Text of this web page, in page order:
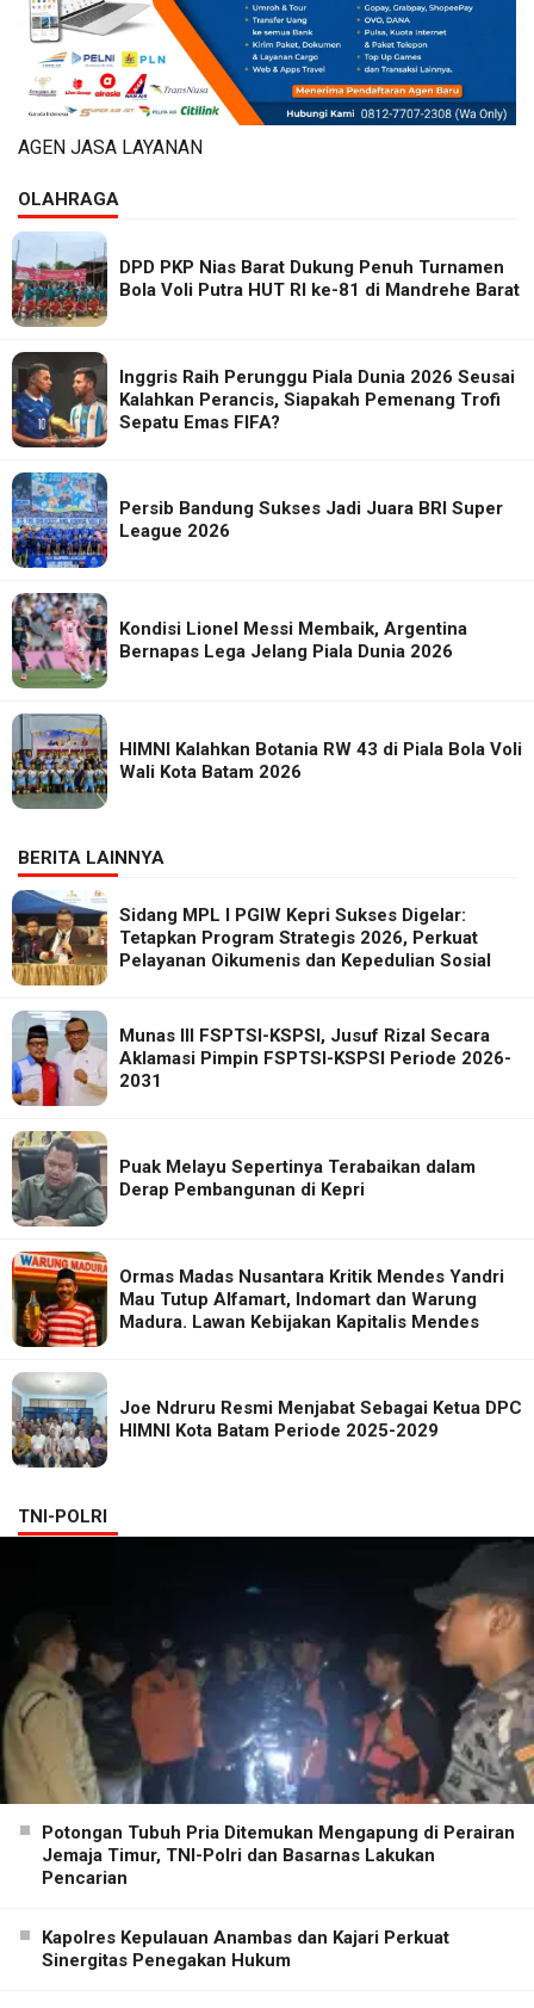
AGEN JASA LAYANAN
OLAHRAGA
DPD PKP Nias Barat Dukung Penuh Turnamen
Bola Voli Putra HUT RI ke-81 di Mandrehe Barat
Inggris Raih Perunggu Piala Dunia 2026 Seusai
Kalahkan Perancis, Siapakah Pemenang Trofi
Sepatu Emas FIFA?
Persib Bandung Sukses Jadi Juara BRI Super
League 2026
Kondisi Lionel Messi Membaik, Argentina
Bernapas Lega Jelang Piala Dunia 2026
HIMNI Kalahkan Botania RW 43 di Piala Bola Voli
Wali Kota Batam 2026
BERITA LAINNYA
Sidang MPL I PGIW Kepri Sukses Digelar:
Tetapkan Program Strategis 2026, Perkuat
Pelayanan Oikumenis dan Kepedulian Sosial
Munas III FSPTSI-KSPSI, Jusuf Rizal Secara
Aklamasi Pimpin FSPTSI-KSPSI Periode 2026-
2031
Puak Melayu Sepertinya Terabaikan dalam
Derap Pembangunan di Kepri
Ormas Madas Nusantara Kritik Mendes Yandri
Mau Tutup Alfamart, Indomart dan Warung
Madura. Lawan Kebijakan Kapitalis Mendes
Joe Ndruru Resmi Menjabat Sebagai Ketua DPC
HIMNI Kota Batam Periode 2025-2029
TNI-POLRI
Potongan Tubuh Pria Ditemukan Mengapung di Perairan
Jemaja Timur, TNI-Polri dan Basarnas Lakukan
Pencarian
Kapolres Kepulauan Anambas dan Kajari Perkuat
Sinergitas Penegakan Hukum